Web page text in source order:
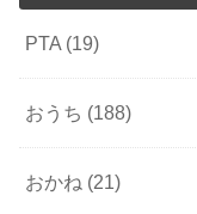
PTA (19)
おうち (188)
おかね (21)